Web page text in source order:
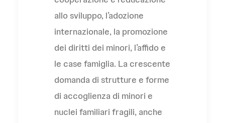
allo sviluppo, l’adozione
internazionale, la promozione
dei diritti dei minori, l’affido e
le case famiglia. La crescente
domanda di strutture e forme
di accoglienza di minori e
nuclei familiari fragili, anche